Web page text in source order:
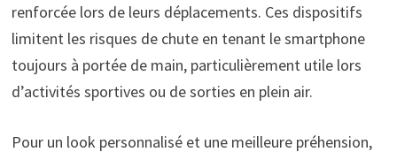
renforcée lors de leurs déplacements. Ces dispositifs
limitent les risques de chute en tenant le smartphone
toujours à portée de main, particulièrement utile lors
d’activités sportives ou de sorties en plein air.
Pour un look personnalisé et une meilleure préhension,